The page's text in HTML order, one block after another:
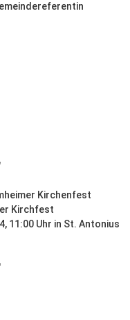
Kirchenfest
Kirchfest
11:00 Uhr in St. Antonius